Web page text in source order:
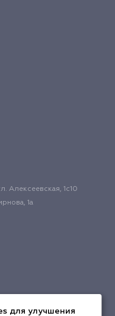
Алексеевская, 1с10
1а
для улучшения